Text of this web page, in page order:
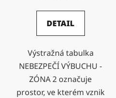
DETAIL
Výstražná tabulka
NEBEZPEČÍ VÝBUCHU -
ZÓNA 2 označuje
prostor, ve kterém vznik